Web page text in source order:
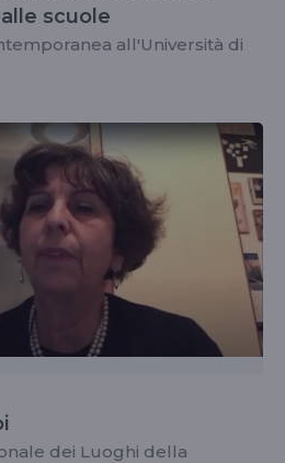
scuole
all'Università di
dei Luoghi della